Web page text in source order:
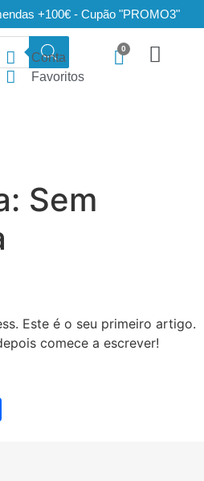
+100€ - Cupão "PROMO3"
Conta
Favoritos
Sem
Este é o seu primeiro artigo.
comece a escrever!